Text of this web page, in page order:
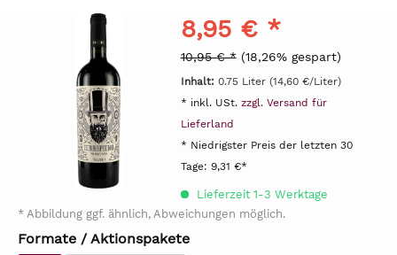
8,95 € *
10,95 € * (18,26% gespart)
Inhalt: 0.75 Liter (14,60 €/Liter)
* inkl. USt. zzgl. Versand für
Lieferland
* Niedrigster Preis der letzten 30
Tage: 9,31 €*
Lieferzeit 1-3 Werktage
* Abbildung ggf. ähnlich, Abweichungen möglich.
Formate / Aktionspakete